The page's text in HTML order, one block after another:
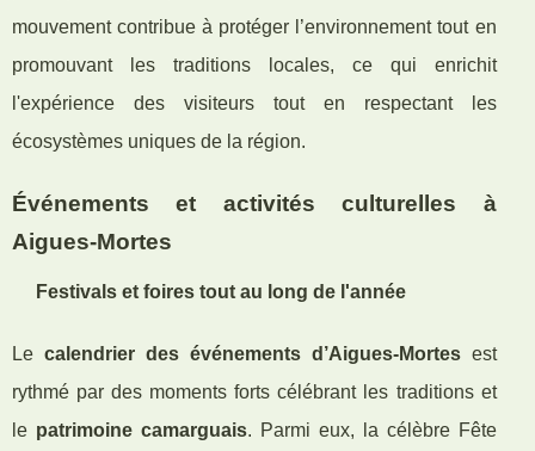
mouvement contribue à protéger l’environnement tout en
promouvant les traditions locales, ce qui enrichit
l'expérience des visiteurs tout en respectant les
écosystèmes uniques de la région.
Événements et activités culturelles à
Aigues-Mortes
Festivals et foires tout au long de l'année
Le calendrier des événements d’Aigues-Mortesest
rythmé par des moments forts célébrant les traditions et
le patrimoine camarguais. Parmi eux, la célèbre Fête